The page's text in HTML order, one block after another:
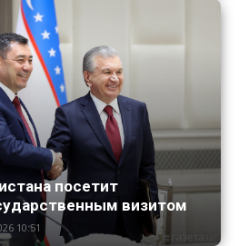
посетит
визитом
10:51